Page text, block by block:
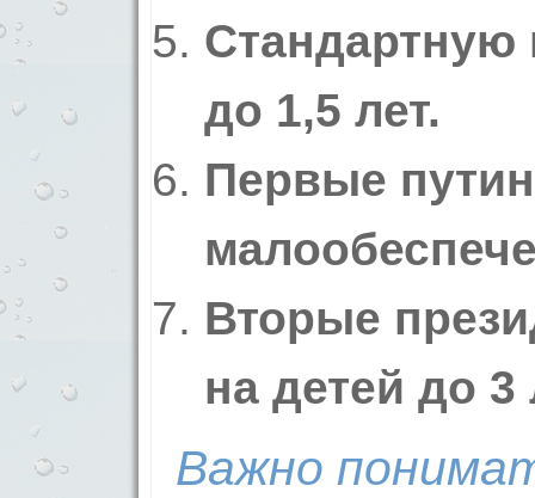
Стандартную
до 1,5 лет.
Первые
Вторые
на детей до 3
Важно